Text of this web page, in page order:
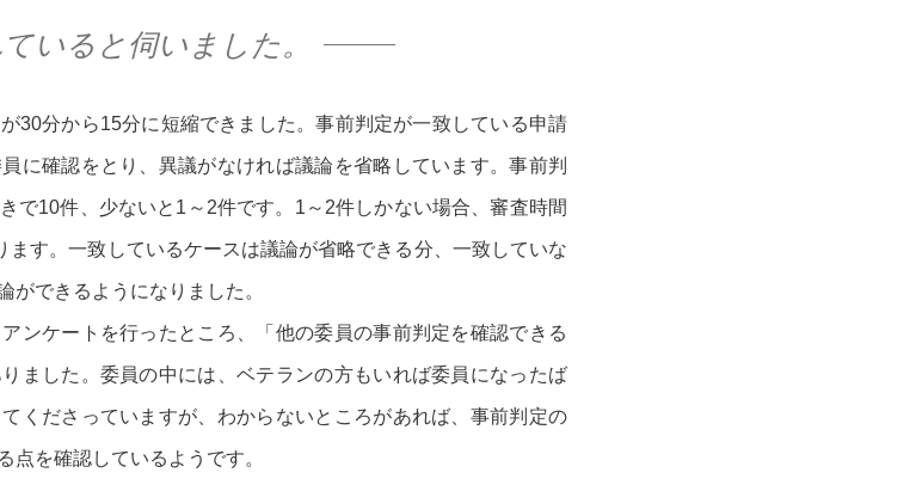
いると伺いました。
30分から15分に短縮できました。事前判定が一致している申請
に確認をとり、異議がなければ議論を省略しています。事前判
で10件、少ないと1～2件です。1～2件しかない場合、審査時間
す。一致しているケースは議論が省略できる分、一致していな
ができるようになりました。
ンケートを行ったところ、「他の委員の事前判定を確認できる
ました。委員の中には、ベテランの方もいれば委員になったば
くださっていますが、わからないところがあれば、事前判定の
点を確認しているようです。